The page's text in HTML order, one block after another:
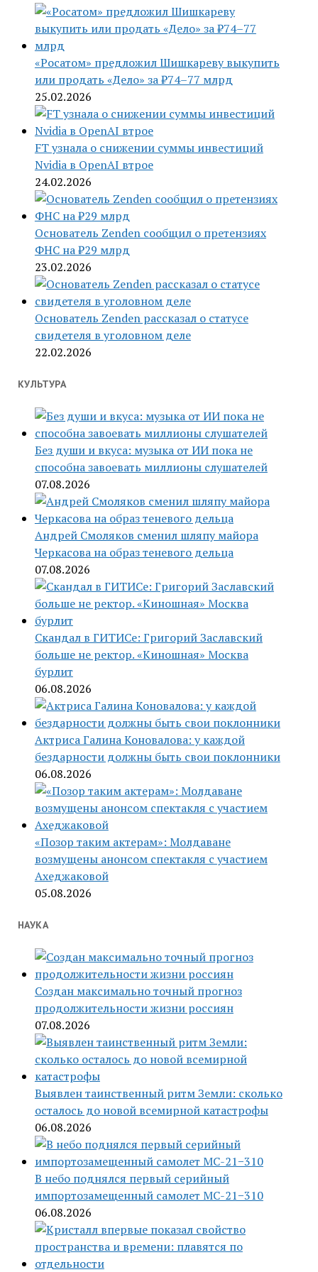
«Росатом» предложил Шишкареву выкупить
или продать «Дело» за ₽74–77 млрд
25.02.2026
FT узнала о снижении суммы инвестиций
Nvidia в OpenAI втрое
24.02.2026
Основатель Zenden сообщил о претензиях
ФНС на ₽29 млрд
23.02.2026
Основатель Zenden рассказал о статусе
свидетеля в уголовном деле
22.02.2026
КУЛЬТУРА
Без души и вкуса: музыка от ИИ пока не
способна завоевать миллионы слушателей
07.08.2026
Андрей Смоляков сменил шляпу майора
Черкасова на образ теневого дельца
07.08.2026
Скандал в ГИТИСе: Григорий Заславский
больше не ректор. «Киношная» Москва
бурлит
06.08.2026
Актриса Галина Коновалова: у каждой
бездарности должны быть свои поклонники
06.08.2026
«Позор таким актерам»: Молдаване
возмущены анонсом спектакля с участием
Ахеджаковой
05.08.2026
НАУКА
Создан максимально точный прогноз
продолжительности жизни россиян
07.08.2026
Выявлен таинственный ритм Земли: сколько
осталось до новой всемирной катастрофы
06.08.2026
В небо поднялся первый серийный
импортозамещенный самолет МС-21−310
06.08.2026